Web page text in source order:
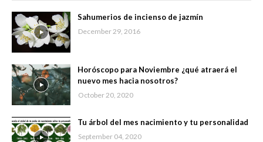
Sahumerios de incienso de jazmín
December 29, 2016
Horóscopo para Noviembre ¿qué atraerá el
nuevo mes hacia nosotros?
October 20, 2020
Tu árbol del mes nacimiento y tu personalidad
September 04, 2020